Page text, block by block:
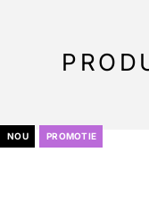
NOU PROMOTIE